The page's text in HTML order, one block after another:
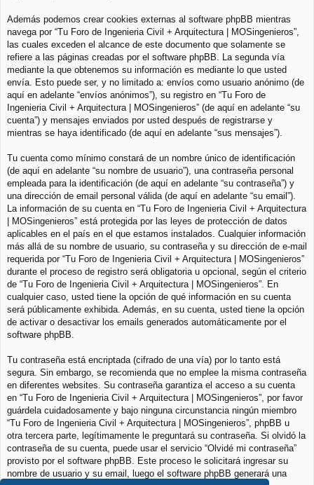
Además podemos crear cookies externas al software phpBB mientras
navega por “Tu Foro de Ingenieria Civil + Arquitectura | MOSingenieros”,
las cuales exceden el alcance de este documento que solamente se
refiere a las páginas creadas por el software phpBB. La segunda vía
mediante la que obtenemos su información es mediante lo que usted
envía. Esto puede ser, y no limitado a: envíos como usuario anónimo (de
aquí en adelante “envíos anónimos”), su registro en “Tu Foro de
Ingenieria Civil + Arquitectura | MOSingenieros” (de aquí en adelante “su
cuenta”) y mensajes enviados por usted después de registrarse y
mientras se haya identificado (de aquí en adelante “sus mensajes”).
Tu cuenta como mínimo constará de un nombre único de identificación
(de aquí en adelante “su nombre de usuario”), una contraseña personal
empleada para la identificación (de aquí en adelante “su contraseña”) y
una dirección de email personal válida (de aquí en adelante “su email”).
La información de su cuenta en “Tu Foro de Ingenieria Civil + Arquitectura
| MOSingenieros” está protegida por las leyes de protección de datos
aplicables en el país en el que estamos instalados. Cualquier información
más allá de su nombre de usuario, su contraseña y su dirección de e-mail
requerida por “Tu Foro de Ingenieria Civil + Arquitectura | MOSingenieros”
durante el proceso de registro será obligatoria u opcional, según el criterio
de “Tu Foro de Ingenieria Civil + Arquitectura | MOSingenieros”. En
cualquier caso, usted tiene la opción de qué información en su cuenta
será públicamente exhibida. Además, en su cuenta, usted tiene la opción
de activar o desactivar los emails generados automáticamente por el
software phpBB.
Tu contraseña está encriptada (cifrado de una vía) por lo tanto está
segura. Sin embargo, se recomienda que no emplee la misma contraseña
en diferentes websites. Su contraseña garantiza el acceso a su cuenta
en “Tu Foro de Ingenieria Civil + Arquitectura | MOSingenieros”, por favor
guárdela cuidadosamente y bajo ninguna circunstancia ningún miembro
“Tu Foro de Ingenieria Civil + Arquitectura | MOSingenieros”, phpBB u
otra tercera parte, legítimamente le preguntará su contraseña. Si olvidó la
contraseña de su cuenta, puede usar el servicio “Olvidé mi contraseña”
provisto por el software phpBB. Este proceso le solicitará ingresar su
nombre de usuario y su email, luego el software phpBB generará una